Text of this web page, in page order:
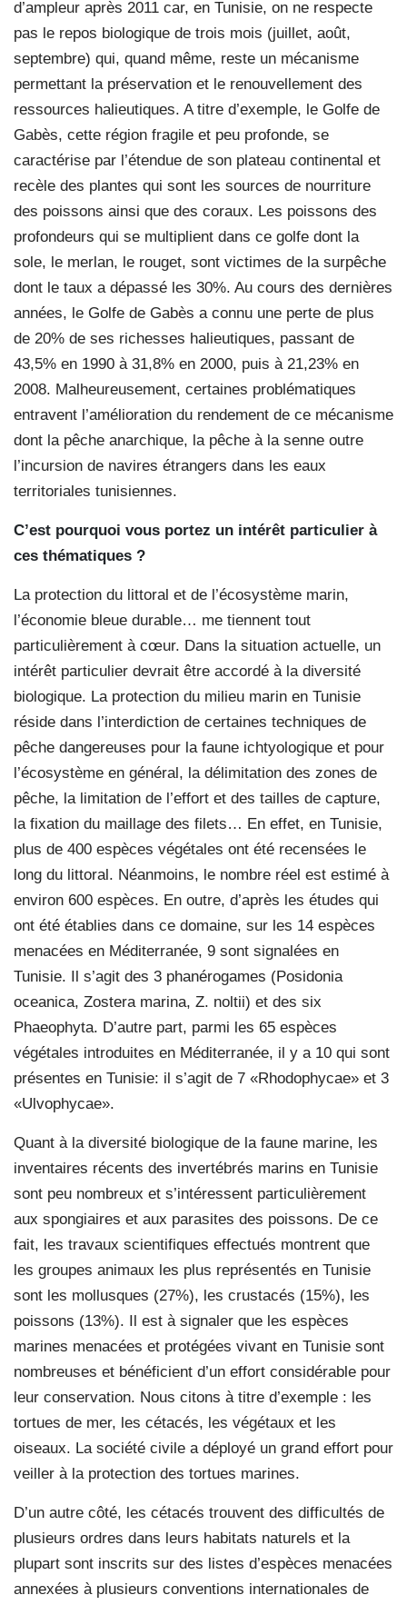
d’ampleur après 2011 car, en Tunisie, on ne respecte
pas le repos biologique de trois mois (juillet, août,
septembre) qui, quand même, reste un mécanisme
permettant la préservation et le renouvellement des
ressources halieutiques. A titre d’exemple, le Golfe de
Gabès, cette région fragile et peu profonde, se
caractérise par l’étendue de son plateau continental et
recèle des plantes qui sont les sources de nourriture
des poissons ainsi que des coraux. Les poissons des
profondeurs qui se multiplient dans ce golfe dont la
sole, le merlan, le rouget, sont victimes de la surpêche
dont le taux a dépassé les 30%. Au cours des dernières
années, le Golfe de Gabès a connu une perte de plus
de 20% de ses richesses halieutiques, passant de
43,5% en 1990 à 31,8% en 2000, puis à 21,23% en
2008. Malheureusement, certaines problématiques
entravent l’amélioration du rendement de ce mécanisme
dont la pêche anarchique, la pêche à la senne outre
l’incursion de navires étrangers dans les eaux
territoriales tunisiennes.
C’est pourquoi vous portez un intérêt particulier à
ces thématiques ?
La protection du littoral et de l’écosystème marin,
l’économie bleue durable… me tiennent tout
particulièrement à cœur. Dans la situation actuelle, un
intérêt particulier devrait être accordé à la diversité
biologique. La protection du milieu marin en Tunisie
réside dans l’interdiction de certaines techniques de
pêche dangereuses pour la faune ichtyologique et pour
l’écosystème en général, la délimitation des zones de
pêche, la limitation de l’effort et des tailles de capture,
la fixation du maillage des filets… En effet, en Tunisie,
plus de 400 espèces végétales ont été recensées le
long du littoral. Néanmoins, le nombre réel est estimé à
environ 600 espèces. En outre, d’après les études qui
ont été établies dans ce domaine, sur les 14 espèces
menacées en Méditerranée, 9 sont signalées en
Tunisie. Il s’agit des 3 phanérogames (Posidonia
oceanica, Zostera marina, Z. noltii) et des six
Phaeophyta. D’autre part, parmi les 65 espèces
végétales introduites en Méditerranée, il y a 10 qui sont
présentes en Tunisie: il s’agit de 7 «Rhodophycae» et 3
«Ulvophycae».
Quant à la diversité biologique de la faune marine, les
inventaires récents des invertébrés marins en Tunisie
sont peu nombreux et s’intéressent particulièrement
aux spongiaires et aux parasites des poissons. De ce
fait, les travaux scientifiques effectués montrent que
les groupes animaux les plus représentés en Tunisie
sont les mollusques (27%), les crustacés (15%), les
poissons (13%). Il est à signaler que les espèces
marines menacées et protégées vivant en Tunisie sont
nombreuses et bénéficient d’un effort considérable pour
leur conservation. Nous citons à titre d’exemple : les
tortues de mer, les cétacés, les végétaux et les
oiseaux. La société civile a déployé un grand effort pour
veiller à la protection des tortues marines.
D’un autre côté, les cétacés trouvent des difficultés de
plusieurs ordres dans leurs habitats naturels et la
plupart sont inscrits sur des listes d’espèces menacées
annexées à plusieurs conventions internationales de